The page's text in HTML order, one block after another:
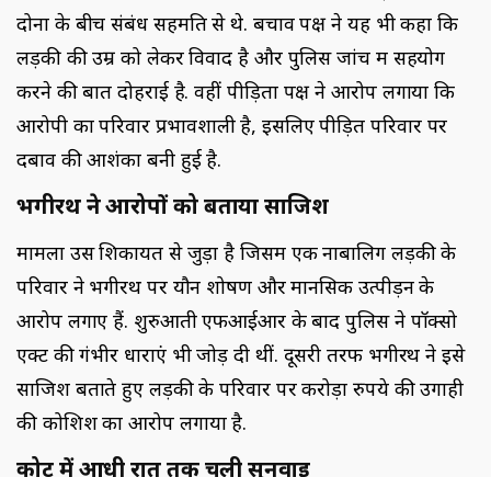
दोनों के बीच संबंध सहमति से थे. बचाव पक्ष ने यह भी कहा कि
लड़की की उम्र को लेकर विवाद है और पुलिस जांच में सहयोग
करने की बात दोहराई है. वहीं पीड़िता पक्ष ने आरोप लगाया कि
आरोपी का परिवार प्रभावशाली है, इसलिए पीड़ित परिवार पर
दबाव की आशंका बनी हुई है.
भगीरथ ने आरोपों को बताया साजिश
मामला उस शिकायत से जुड़ा है जिसमें एक नाबालिग लड़की के
परिवार ने भगीरथ पर यौन शोषण और मानसिक उत्पीड़न के
आरोप लगाए हैं. शुरुआती एफआईआर के बाद पुलिस ने पॉक्सो
एक्ट की गंभीर धाराएं भी जोड़ दी थीं. दूसरी तरफ भगीरथ ने इसे
साजिश बताते हुए लड़की के परिवार पर करोड़ों रुपये की उगाही
की कोशिश का आरोप लगाया है.
कोर्ट में आधी रात तक चली सुनवाई